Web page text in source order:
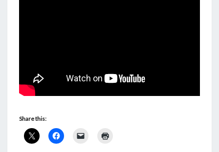
Share this: